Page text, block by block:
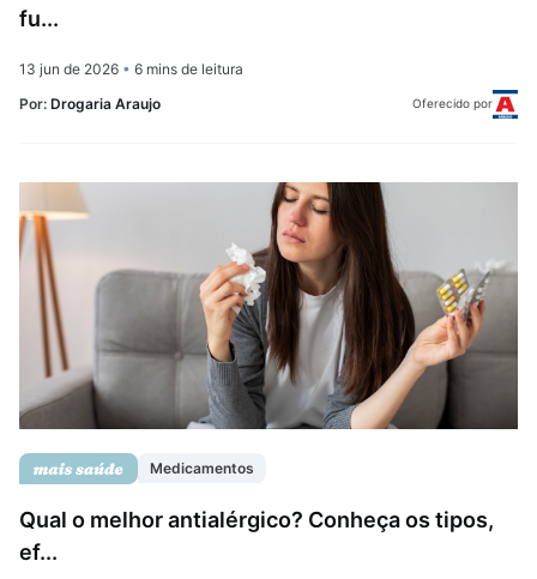
fu...
13 jun de 2026 • 6 mins de leitura
Por: Drogaria Araujo Oferecido por
Medicamentos
Qual o melhor antialérgico? Conheça os tipos,
ef...